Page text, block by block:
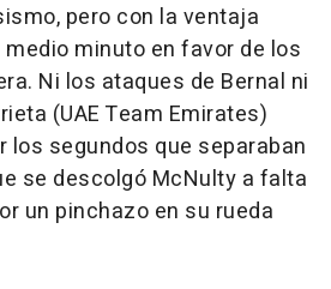
pero con la ventaja
minuto en favor de los
Ni los ataques de Bernal ni
(UAE Team Emirates)
los segundos que separaban
se descolgó McNulty a falta
un pinchazo en su rueda